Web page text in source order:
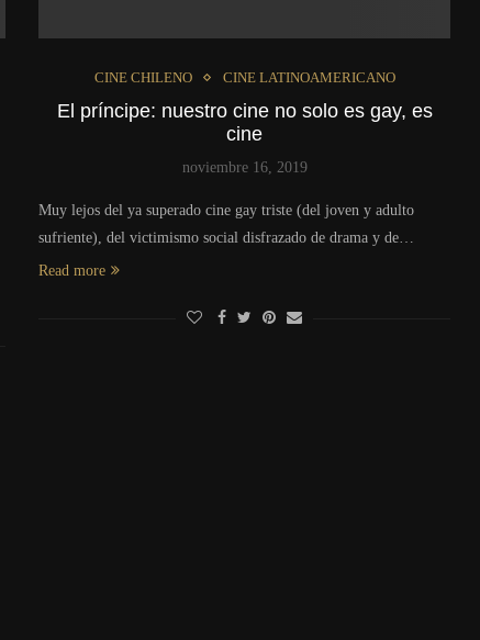
CINE CHILENO CINE LATINOAMERICANO
El príncipe: nuestro cine no solo es gay, es
cine
noviembre 16, 2019
Muy lejos del ya superado cine gay triste (del joven y adulto
sufriente), del victimismo social disfrazado de drama y de…
Read more